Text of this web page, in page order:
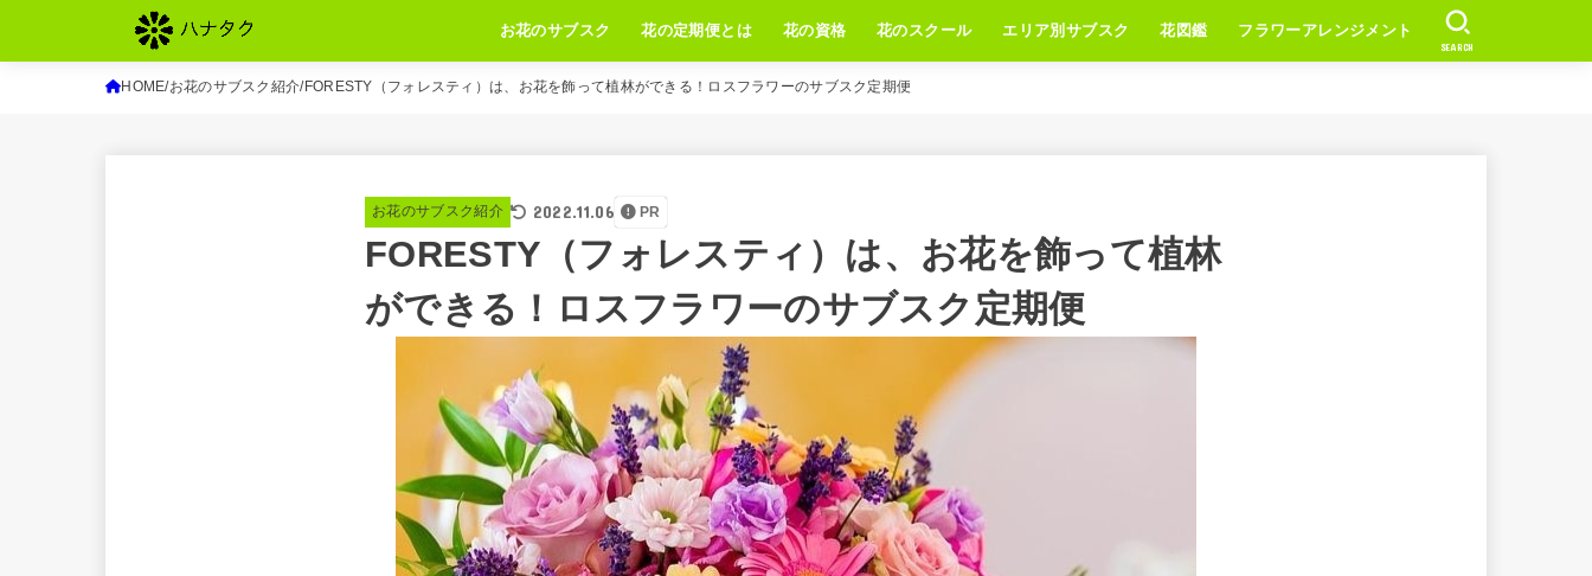
お花のサブスク 花の定期便とは 花の資格 花のスクール エリア別サブスク 花図鑑 フラワーアレンジメント
SEARCH
HOME お花のサブスク紹介 FORESTY（フォレスティ）は、お花を飾って植林ができる！ロスフラワーのサブスク定期便
お花のサブスク紹介 2022.11.06 PR
FORESTY（フォレスティ）は、お花を飾って植林
ができる！ロスフラワーのサブスク定期便